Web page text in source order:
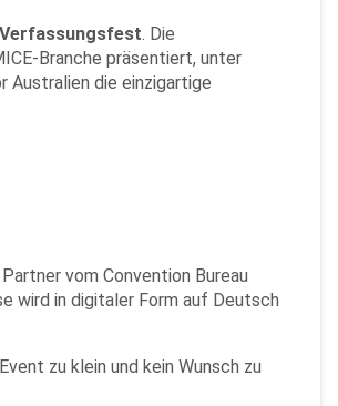
Verfassungsfest. Die
Branche präsentiert, unter
Australien die einzigartige
vom Convention Bureau
wird in digitaler Form auf Deutsch
zu klein und kein Wunsch zu